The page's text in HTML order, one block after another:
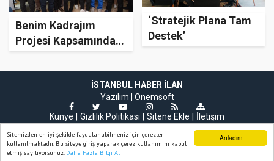
Anladım
Sitemizden en iyi şekilde faydalanabilmeniz için çerezler
kullanılmaktadır. Bu siteye giriş yaparak çerez kullanımını kabul
etmiş sayılıyorsunuz. Daha Fazla Bilgi Al
Benim Kadrajım
Projesi Kapsamında
Çekilen Fotoğraflar
‘Stratejik Plana Tam
Destek’
İSTANBUL HABER İLAN
Yazılım | Onemsoft
Künye
Gizlilik Politikası Sitene Ekle İletişim
Ana Sayfa Web TV